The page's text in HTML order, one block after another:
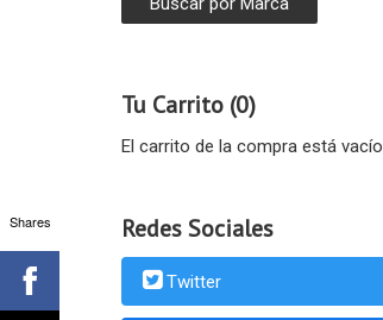
Tu Carrito (0)
El carrito de la compra está vacío
Redes Sociales
Twitter
Shares